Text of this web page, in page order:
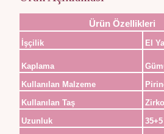
Ürün Özellikleri
İşçilik El
Kaplama
Kullanılan Malzeme
Kullanılan Taş
Uzunluk